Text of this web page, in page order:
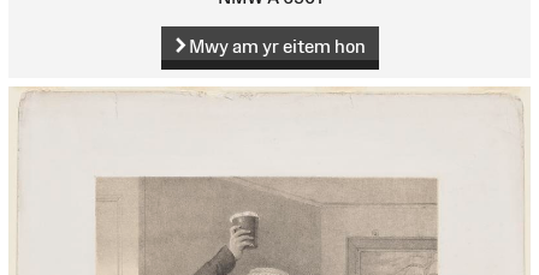
Mwy am yr eitem hon